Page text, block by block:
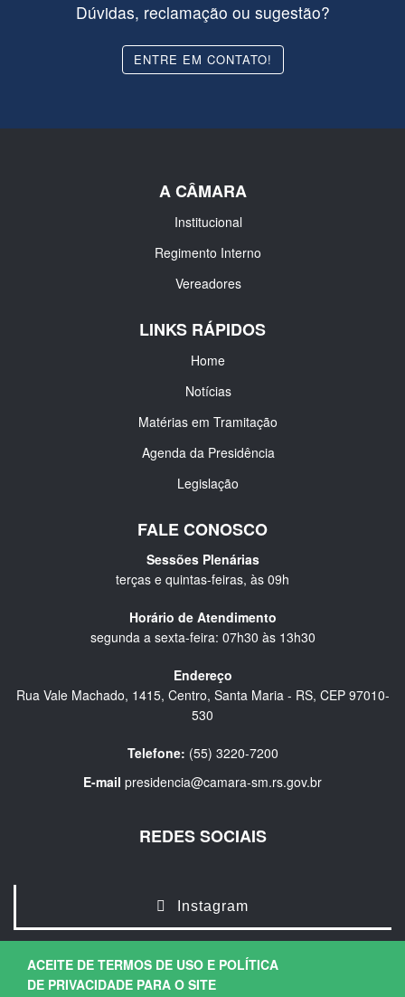
ACEITE DE TERMOS DE USO E POLÍTICA
DE PRIVACIDADE PARA O SITE
Dúvidas, reclamação ou sugestão?
ENTRE EM CONTATO!
A CÂMARA
Institucional
Regimento Interno
Vereadores
LINKS RÁPIDOS
Home
Notícias
Matérias em Tramitação
Agenda da Presidência
Legislação
FALE CONOSCO
Sessões Plenárias
terças e quintas-feiras, às 09h
Horário de Atendimento
segunda a sexta-feira: 07h30 às 13h30
Endereço
Rua Vale Machado, 1415, Centro, Santa Maria - RS, CEP 97010-
530
Telefone: (55) 3220-7200
E-mail presidencia@camara-sm.rs.gov.br
REDES SOCIAIS
Instagram